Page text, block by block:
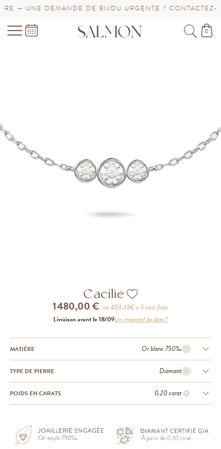
— UNE DEMANDE DE BIJOU URGENTE ? CONTACTEZ-
0
Cacilie
1 480,00 € ou493.33€ x 3 sans frais
Livraison avant le 18/09Un impératif de date ?
MATIÈRE Or blanc 750‰
TYPE DE PIERRE Diamant
POIDS EN CARATS 0.20 carat